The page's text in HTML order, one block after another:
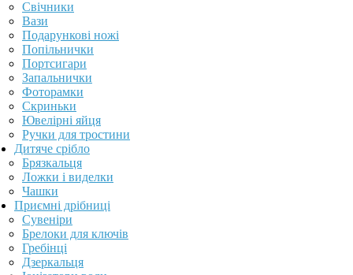
Свічники
Вази
Подарункові ножі
Попільнички
Портсигари
Запальнички
Фоторамки
Скриньки
Ювелірні яйця
Ручки для тростини
Дитяче срібло
Брязкальця
Ложки і виделки
Чашки
Приємні дрібниці
Сувеніри
Брелоки для ключів
Гребінці
Дзеркальця